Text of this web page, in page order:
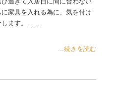
家具を入れる為に、気を付け
します。……
...続きを読む